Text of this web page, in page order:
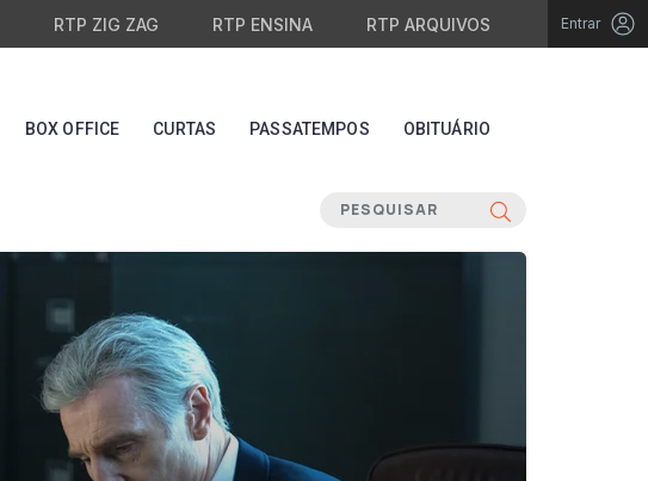
RTP ZIG ZAG RTP ENSINA RTP ARQUIVOS Entrar
BOX OFFICE CURTAS PASSATEMPOS OBITUÁRIO